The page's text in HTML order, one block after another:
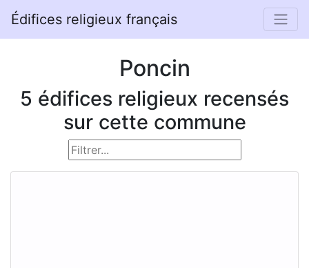
Édifices religieux français
Poncin
5 édifices religieux recensés
sur cette commune